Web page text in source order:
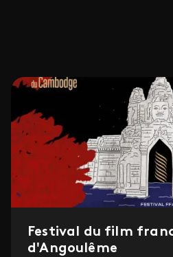
Festival du film
d'Angoulême